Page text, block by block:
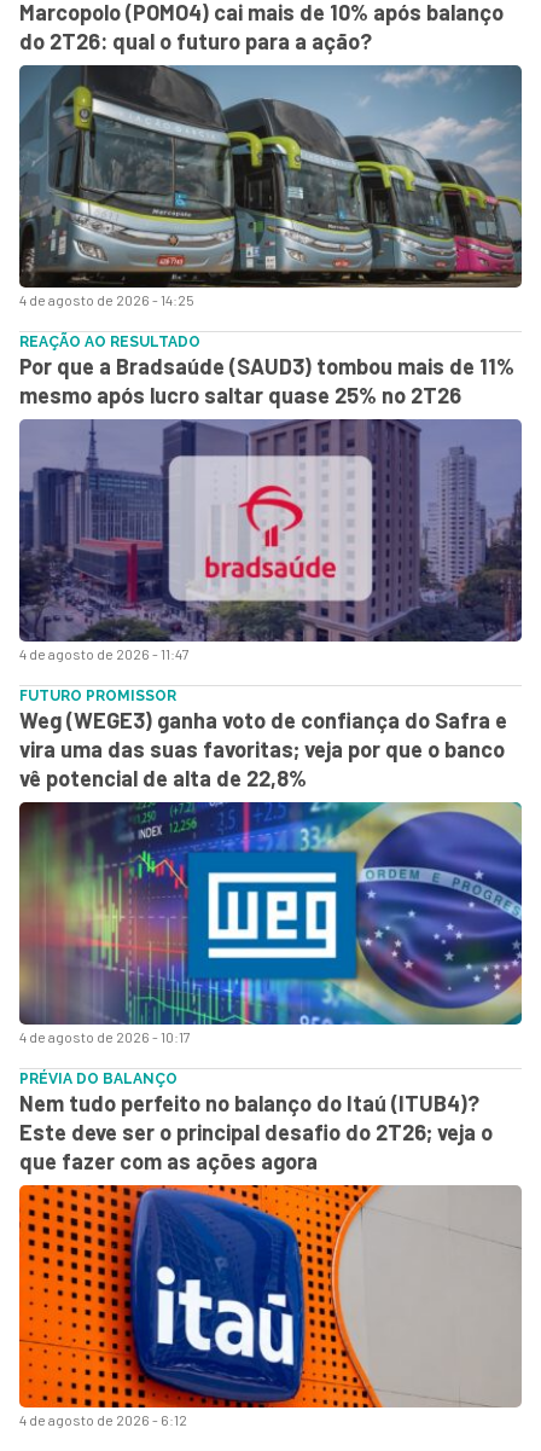
4 de agosto de 2026 - 14:25
Marcopolo (POMO4) cai mais de 10% após balanço
do 2T26: qual o futuro para a ação?
4 de agosto de 2026 - 11:47
REAÇÃO AO RESULTADO
Por que a Bradsaúde (SAUD3) tombou mais de 11%
mesmo após lucro saltar quase 25% no 2T26
4 de agosto de 2026 - 10:17
FUTURO PROMISSOR
Weg (WEGE3) ganha voto de confiança do Safra e
vira uma das suas favoritas; veja por que o banco
vê potencial de alta de 22,8%
4 de agosto de 2026 - 6:12
PRÉVIA DO BALANÇO
Nem tudo perfeito no balanço do Itaú (ITUB4)?
Este deve ser o principal desafio do 2T26; veja o
que fazer com as ações agora